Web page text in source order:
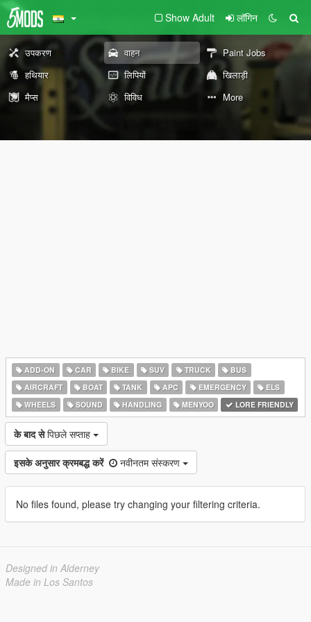
Show Adult लॉगिन
उपकरण वाहन
Paint Jobs
हथियार
लिपियों
खिलाड़ी
मैप्स
विविध More
ADD-ON CAR BIKE SUV TRUCK
BUS
AIRCRAFT
BOAT TANK APC EMERGENCY
ELS
WHEELS
SOUND HANDLING MENYOO LORE FRIENDLY
के बाद से पिछले सप्ताह
इसके अनुसार क्रमबद्ध करें नवीनतम संस्करण
No files found, please try changing your filtering criteria.
Designed in Alderney
Made in Los Santos